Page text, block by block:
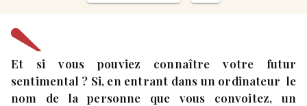
Et si vous pouviez connaître votre futur
sentimental ? Si, en entrant dans un ordinateur le
nom de la personne que vous convoitez, un